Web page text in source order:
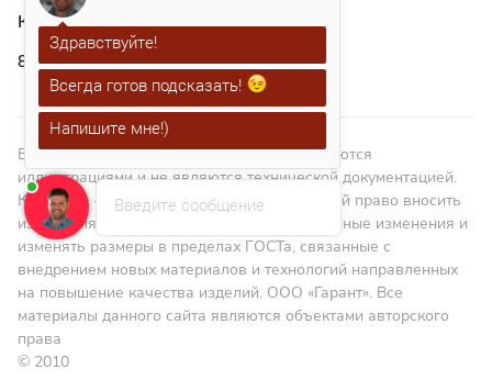
Контакты
8 800 551 41 10
ВНИМАНИЕ! Изображения в каталоге являются
иллюстрациями и не являются технической документацией.
Компания – изготовитель оставляет за собой право вносить
изменения в дизайн, проводить конструктивные изменения и
изменять размеры в пределах ГОСТа, связанные с
внедрением новых материалов и технологий направленных
на повышение качества изделий. ООО «Гарант». Все
материалы данного сайта являются объектами авторского
права
© 2010
Введите сообщение
Здравствуйте!
Всегда готов подсказать!
Напишите мне!)